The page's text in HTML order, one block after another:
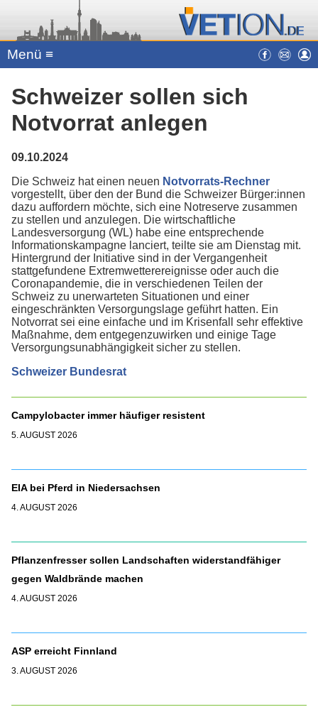
Menü ≡
Schweizer sollen sich
Notvorrat anlegen
09.10.2024
Die Schweiz hat einen neuen Notvorrats-Rechner
vorgestellt, über den der Bund die Schweizer Bürger:innen
dazu auffordern möchte, sich eine Notreserve zusammen
zu stellen und anzulegen. Die wirtschaftliche
Landesversorgung (WL) habe eine entsprechende
Informationskampagne lanciert, teilte sie am Dienstag mit.
Hintergrund der Initiative sind in der Vergangenheit
stattgefundene Extremwetterereignisse oder auch die
Coronapandemie, die in verschiedenen Teilen der
Schweiz zu unerwarteten Situationen und einer
eingeschränkten Versorgungslage geführt hatten. Ein
Notvorrat sei eine einfache und im Krisenfall sehr effektive
Maßnahme, dem entgegenzuwirken und einige Tage
Versorgungsunabhängigkeit sicher zu stellen.
Schweizer Bundesrat
Campylobacter immer häufiger resistent
5. AUGUST 2026
EIA bei Pferd in Niedersachsen
4. AUGUST 2026
Pflanzenfresser sollen Landschaften widerstandfähiger
gegen Waldbrände machen
4. AUGUST 2026
ASP erreicht Finnland
3. AUGUST 2026